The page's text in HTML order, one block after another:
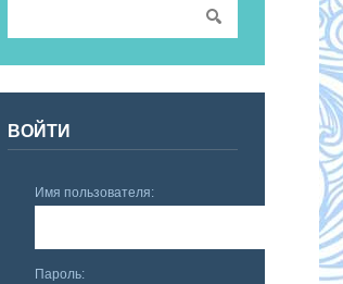
ВОЙТИ
Имя пользователя:
Пароль: